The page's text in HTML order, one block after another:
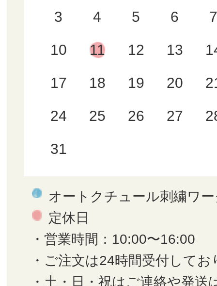
3 4 5 6 7
10 11 12 13
17 18 19 20
24 25 26 27
31
オートクチュール刺繍ワ
定休日
・営業時間：10:00〜16:00
・ご注文は24時間受付してお
・土・日・祝はご連絡や発送